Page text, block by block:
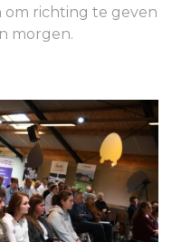
om richting te geven
morgen.